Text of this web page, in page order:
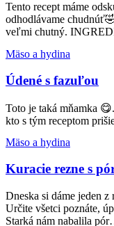
a
kari
Tento recept máme
odhodlávame
veľmi chutný.
Údené
fazuľou
Mäso a hydina
Údené s fazuľou
Toto je taká mňamka
kto s tým receptom
Kuracie
s
Mäso a hydina
Kuracie rezne s
Dneska si dáme jeden
Určite všetci poznáte,
Starká nám nabalila